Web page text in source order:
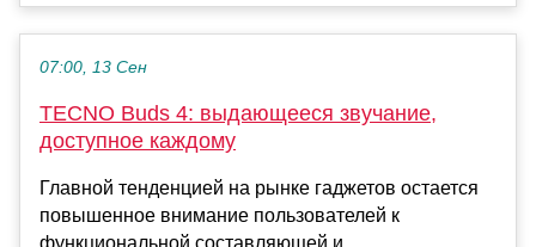
07:00, 13 Сен
TECNO Buds 4: выдающееся звучание,
доступное каждому
Главной тенденцией на рынке гаджетов остается
повышенное внимание пользователей к
функциональной составляющей и